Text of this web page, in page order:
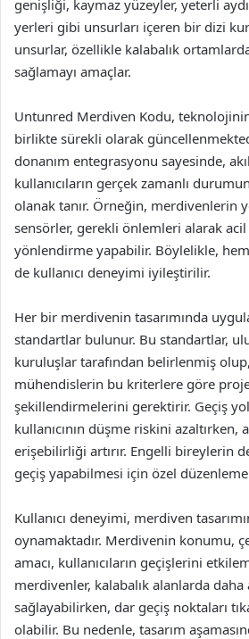
genişliği, kaymaz yüzeyler, yeterli
yerleri gibi unsurları içeren bir dizi
unsurlar, özellikle kalabalık
sağlamayı amaçlar.
Untunred Merdiven Kodu,
birlikte sürekli olarak
donanım entegrasyonu sayesinde,
kullanıcıların gerçek zamanlı
olanak tanır. Örneğin, merdivenlerin
sensörler, gerekli önlemleri alarak
yönlendirme yapabilir. Böylelikle,
de kullanıcı deneyimi iyileştirilir.
Her bir merdivenin tasarımında
standartlar bulunur. Bu standartlar,
kuruluşlar tarafından belirlenmiş
mühendislerin bu kriterlere göre
şekillendirmelerini gerektirir. Geçiş
kullanıcının düşme riskini azaltırken,
erişebilirliği artırır. Engelli bireylerin
geçiş yapabilmesi için özel
Kullanıcı deneyimi, merdiven
oynamaktadır. Merdivenin konumu,
amacı, kullanıcıların geçişlerini
merdivenler, kalabalık alanlarda daha
sağlayabilirken, dar geçiş noktaları
olabilir. Bu nedenle, tasarım